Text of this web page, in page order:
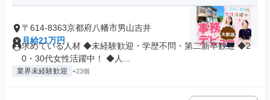
〒614-8363京都府八幡市男山吉井
月給21万円
求めている人材 ◆未経験歓迎・学歴不問・第二新卒歓迎 ◆2
0・30代女性活躍中！ ◆人...
業界未経験歓迎 +23個